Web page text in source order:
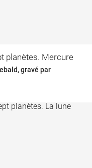
planètes. Mercure
gravé par